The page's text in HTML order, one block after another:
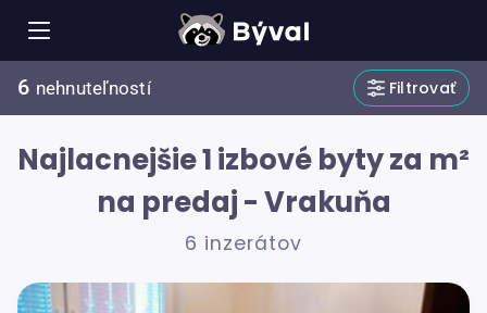
6 nehnuteľností Filtrovať
Najlacnejšie 1 izbové byty za m²
na predaj - Vrakuňa
6 inzerátov